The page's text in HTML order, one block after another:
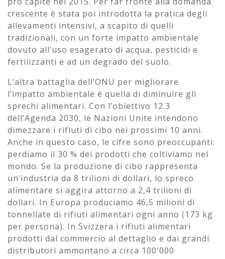
crescente è stata poi introdotta la pratica degli
allevamenti intensivi, a scapito di quelli
tradizionali, con un forte impatto ambientale
dovuto all’uso esagerato di acqua, pesticidi e
fertilizzanti e ad un degrado del suolo.
L’altra battaglia dell’ONU per migliorare
l’impatto ambientale è quella di diminuire gli
sprechi alimentari. Con l’obiettivo 12.3
dell’Agenda 2030, le Nazioni Unite intendono
dimezzare i rifiuti di cibo nei prossimi 10 anni.
Anche in questo caso, le cifre sono preoccupanti:
perdiamo il 30 % dei prodotti che coltiviamo nel
mondo. Se la produzione di cibo rappresenta
un’industria da 8 trilioni di dollari, lo spreco
alimentare si aggira attorno a 2,4 trilioni di
dollari. In Europa produciamo 46,5 milioni di
tonnellate di rifiuti alimentari ogni anno (173 kg
per persona). In Svizzera i rifiuti alimentari
prodotti dal commercio al dettaglio e dai grandi
distributori ammontano a circa 100'000